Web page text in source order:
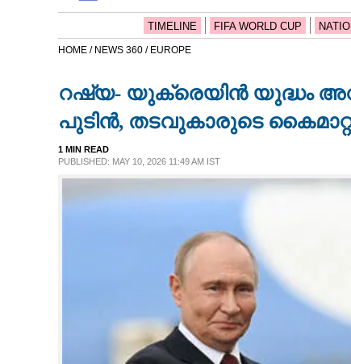
CASE DIARY
TIMELINE FIFA WORLD CUP
HOME / NEWS 360 / EUROPE
റഷ്യ- യുക്രെയിൻ യുദ്ധം
പുടിൻ, ​തടവുകാരുടെ
1 MIN READ
PUBLISHED: MAY 10, 2026 11:49 AM IST